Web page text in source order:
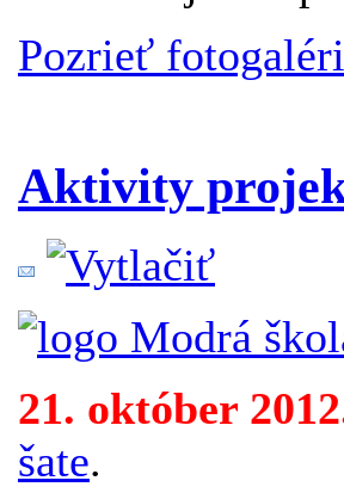
Pozrieť
Aktivity
21. október
šate.